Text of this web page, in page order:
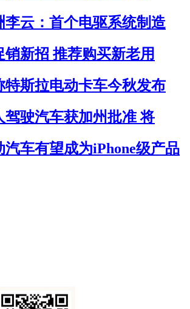
李云：首个电驱系统制造
销新招 推荐购买新老用
特斯拉电动卡车今秋发布
驾驶汽车获加州批准 将
汽车有望成为iPhone级产品